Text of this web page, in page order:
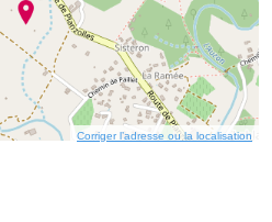
Corriger l’adresse ou la localisation